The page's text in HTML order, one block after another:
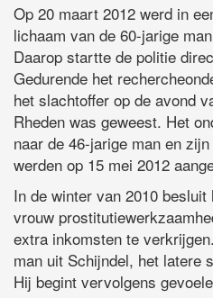
Op 20 maart 2012 werd in
lichaam van de 60-jarige
Daarop startte de politie
Gedurende het
het slachtoffer op de avond
Rheden was geweest. Het
naar de 46-jarige man en
werden op 15 mei 2012
In de winter van 2010
vrouw
extra inkomsten te
man uit Schijndel, het latere
Hij begint vervolgens